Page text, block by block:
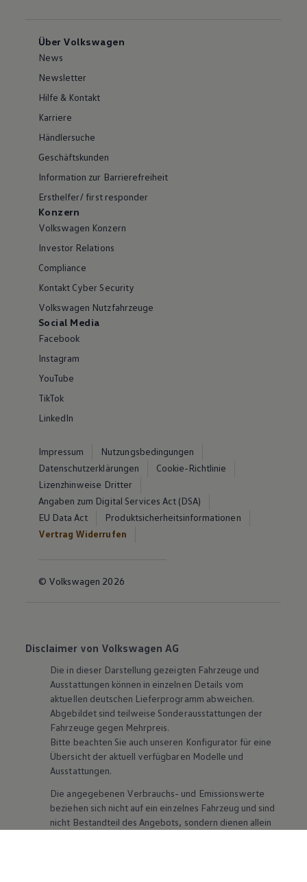
Über Volkswagen
News
Newsletter
Hilfe & Kontakt
Karriere
Händlersuche
Geschäftskunden
Information zur Barrierefreiheit
Ersthelfer/ first responder
Konzern
Volkswagen Konzern
Investor Relations
Compliance
Kontakt Cyber Security
Volkswagen Nutzfahrzeuge
Social Media
Facebook
Instagram
YouTube
TikTok
LinkedIn
Impressum
Nutzungsbedingungen
Datenschutzerklärungen
Cookie-Richtlinie
Lizenzhinweise Dritter
Angaben zum Digital Services Act (DSA)
EU Data Act
Produktsicherheitsinformationen
Vertrag Widerrufen
© Volkswagen 2026
Disclaimer von Volkswagen AG
Die in dieser Darstellung gezeigten Fahrzeuge und
Ausstattungen können in einzelnen Details vom
aktuellen deutschen Lieferprogramm abweichen.
Abgebildet sind teilweise Sonderausstattungen der
Fahrzeuge gegen Mehrpreis.
Bitte beachten Sie auch unseren Konfigurator für eine
Übersicht der aktuell verfügbaren Modelle und
Ausstattungen.
Die angegebenen Verbrauchs- und Emissionswerte
beziehen sich nicht auf ein einzelnes Fahrzeug und sind
nicht Bestandteil des Angebots, sondern dienen allein